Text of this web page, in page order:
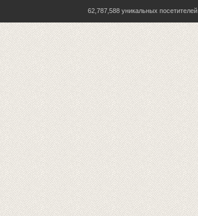
62,787,588 уникальных посетителей